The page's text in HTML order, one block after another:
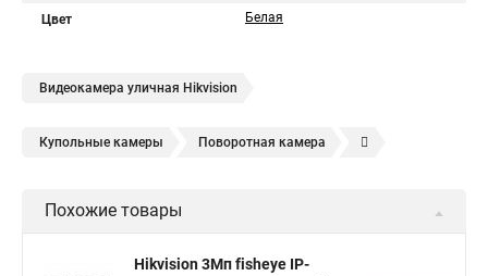
Цвет Белая
Видеокамера уличная Hikvision
Купольные камеры Поворотная камера
Камера видеонаблюдения hikvision
Похожие товары
Hikvision 3Мп fisheye IP-